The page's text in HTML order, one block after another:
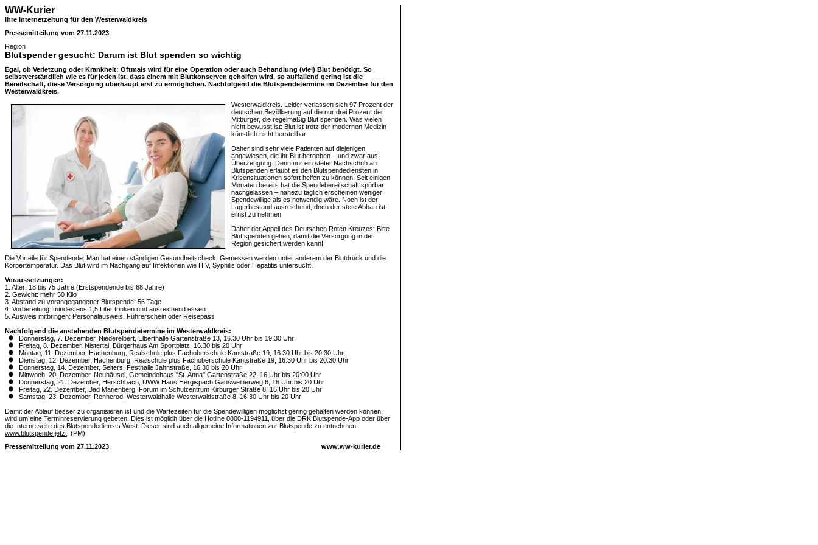
WW-Kurier
Ihre Internetzeitung für den Westerwaldkreis
Pressemitteilung vom 27.11.2023
Region
Blutspender gesucht: Darum ist Blut spenden so wichtig
Egal, ob Verletzung oder Krankheit: Oftmals wird für eine Operation oder auch Behandlung (viel) Blut benötigt. So
selbstverständlich wie es für jeden ist, dass einem mit Blutkonserven geholfen wird, so auffallend gering ist die
Bereitschaft, diese Versorgung überhaupt erst zu ermöglichen. Nachfolgend die Blutspendetermine im Dezember für den
Westerwaldkreis.
Westerwaldkreis. Leider verlassen sich 97 Prozent der
deutschen Bevölkerung auf die nur drei Prozent der
Mitbürger, die regelmäßig Blut spenden. Was vielen
nicht bewusst ist: Blut ist trotz der modernen Medizin
künstlich nicht herstellbar.
Daher sind sehr viele Patienten auf diejenigen
angewiesen, die ihr Blut hergeben – und zwar aus
Überzeugung. Denn nur ein steter Nachschub an
Blutspenden erlaubt es den Blutspendediensten in
Krisensituationen sofort helfen zu können. Seit einigen
Monaten bereits hat die Spendebereitschaft spürbar
nachgelassen – nahezu täglich erscheinen weniger
Spendewillige als es notwendig wäre. Noch ist der
Lagerbestand ausreichend, doch der stete Abbau ist
ernst zu nehmen.
Daher der Appell des Deutschen Roten Kreuzes: Bitte
Blut spenden gehen, damit die Versorgung in der
Region gesichert werden kann!
Die Vorteile für Spendende: Man hat einen ständigen Gesundheitscheck. Gemessen werden unter anderem der Blutdruck und die
Körpertemperatur. Das Blut wird im Nachgang auf Infektionen wie HIV, Syphilis oder Hepatitis untersucht.
Voraussetzungen:
1. Alter: 18 bis 75 Jahre (Erstspendende bis 68 Jahre)
2. Gewicht: mehr 50 Kilo
3. Abstand zu vorangegangener Blutspende: 56 Tage
4. Vorbereitung: mindestens 1,5 Liter trinken und ausreichend essen
5. Ausweis mitbringen: Personalausweis, Führerschein oder Reisepass
Nachfolgend die anstehenden Blutspendetermine im Westerwaldkreis:
Donnerstag, 7. Dezember, Niederelbert, Elberthalle Gartenstraße 13, 16.30 Uhr bis 19.30 Uhr
Freitag, 8. Dezember, Nistertal, Bürgerhaus Am Sportplatz, 16.30 bis 20 Uhr
Montag, 11. Dezember, Hachenburg, Realschule plus Fachoberschule Kantstraße 19, 16.30 Uhr bis 20.30 Uhr
Dienstag, 12. Dezember, Hachenburg, Realschule plus Fachoberschule Kantstraße 19, 16.30 Uhr bis 20.30 Uhr
Donnerstag, 14. Dezember, Selters, Festhalle Jahnstraße, 16.30 bis 20 Uhr
Mittwoch, 20. Dezember, Neuhäusel, Gemeindehaus "St. Anna" Gartenstraße 22, 16 Uhr bis 20:00 Uhr
Donnerstag, 21. Dezember, Herschbach, UWW Haus Hergispach Gänsweiherweg 6, 16 Uhr bis 20 Uhr
Freitag, 22. Dezember, Bad Marienberg, Forum im Schulzentrum Kirburger Straße 8, 16 Uhr bis 20 Uhr
Samstag, 23. Dezember, Rennerod, Westerwaldhalle Westerwaldstraße 8, 16.30 Uhr bis 20 Uhr
Damit der Ablauf besser zu organisieren ist und die Wartezeiten für die Spendewilligen möglichst gering gehalten werden können,
wird um eine Terminreservierung gebeten. Dies ist möglich über die Hotline 0800-1194911, über die DRK Blutspende-App oder über
die Internetseite des Blutspendediensts West. Dieser sind auch allgemeine Informationen zur Blutspende zu entnehmen:
www.blutspende.jetzt . (PM)
Pressemitteilung vom 27.11.2023
www.ww-kurier.de